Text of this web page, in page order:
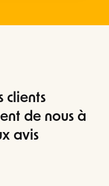
clients
de nous à
avis